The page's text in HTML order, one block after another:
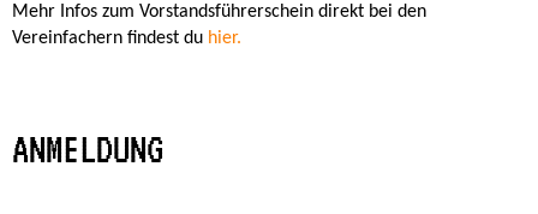
Mehr Infos zum Vorstandsführerschein direkt bei den
Vereinfachern findest du hier.
ANMELDUNG